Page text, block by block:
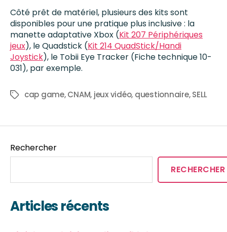
Côté prêt de matériel, plusieurs des kits sont
disponibles pour une pratique plus inclusive : la
manette adaptative Xbox (Kit 207 Périphériques
jeux), le Quadstick (Kit 214 QuadStick/Handi
Joystick), le Tobii Eye Tracker (Fiche technique 10-
031), par exemple.
cap game,CNAM, jeux vidéo, questionnaire,SELL
Rechercher
RECHERCHER
Articles récents